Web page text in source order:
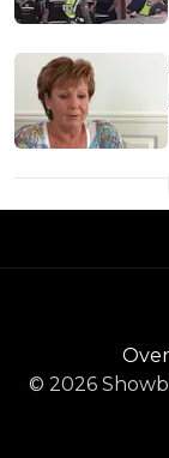
© 2026